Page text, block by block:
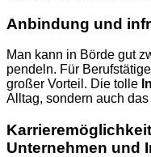
Anbindung und
Man kann in Börde gut
pendeln. Für
großer Vorteil. Die tolle
Alltag, sondern auch das
Unternehmen und